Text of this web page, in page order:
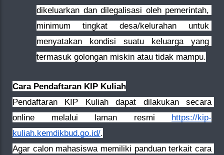
dikeluarkan dan dilegalisasi oleh pemerintah,
minimum tingkat desa/kelurahan untuk
menyatakan kondisi suatu keluarga yang
termasuk golongan miskin atau tidak mampu.
Cara Pendaftaran KIP Kuliah
Pendaftaran KIP Kuliah dapat dilakukan secara
online melalui laman resmi https://kip-
kuliah.kemdikbud.go.id/.
Agar calon mahasiswa memiliki panduan terkait cara